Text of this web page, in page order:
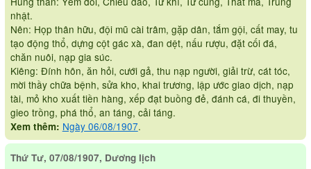
nhật.
Nên: Họp thân hữu, đội mũ cài trâm, gặp dân, tắm gội, cất may, tu
tạo động thổ, dựng cột gác xà, đan dệt, nấu rượu, đặt cối đá,
chăn nuôi, nạp gia súc.
Kiêng: Đính hôn, ăn hỏi, cưới gả, thu nạp người, giải trừ, cát tóc,
mời thầy chữa bệnh, sửa kho, khai trương, lập ước giao dịch, nạp
tài, mỏ kho xuất tiền hàng, xếp đạt buồng đẻ, đánh cá, đi thuyền,
gieo trồng, phá thổ, an táng, cải táng.
Xem thêm: Ngày 06/08/1907.
Thứ Tư, 07/08/1907, Dương lịch